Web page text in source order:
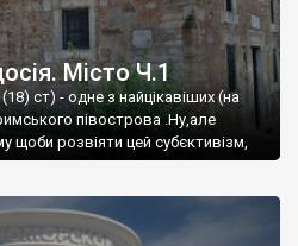
Місто Ч.1
ст) - одне з найцікавіших (на
півострова .Ну,але
щоби розвіяти цей субєктивізм,